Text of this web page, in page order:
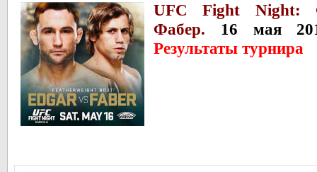
UFC Fight Night:
Фабер. 16 мая
Результаты турнира